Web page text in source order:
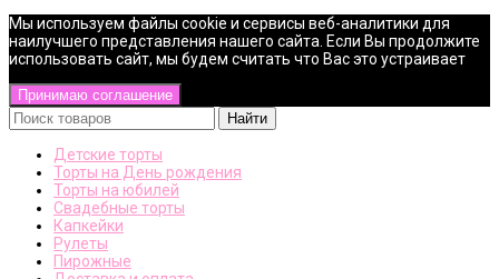
Мы используем файлы cookie и сервисы веб-аналитики для
наилучшего представления нашего сайта. Если Вы продолжите
использовать сайт, мы будем считать что Вас это устраивает
Принимаю соглашение
Найти
Детские торты
Торты на День рождения
Торты на юбилей
Свадебные торты
Капкейки
Рулеты
Пирожные